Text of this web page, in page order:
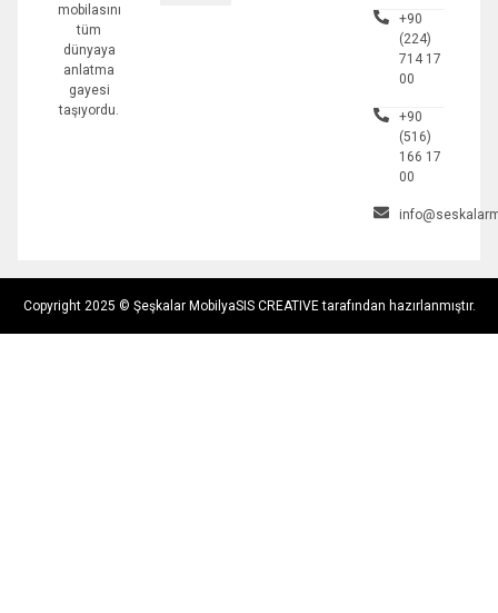
mobilasını
tüm
dünyaya
anlatma
gayesi
taşıyordu.
+90
(224)
714 17
00
+90
(516)
166 17
00
Copyright 2025 © Şeşkalar MobilyaSIS CREATIVE tarafından hazırlanmıştır.